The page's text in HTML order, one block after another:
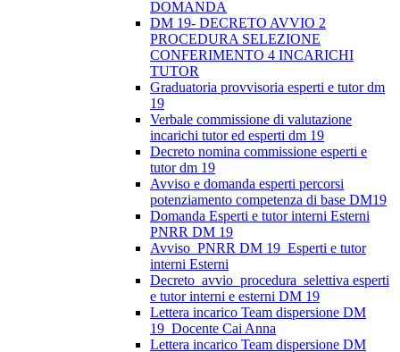
DOMANDA
DM 19- DECRETO AVVIO 2
PROCEDURA SELEZIONE
CONFERIMENTO 4 INCARICHI
TUTOR
Graduatoria provvisoria esperti e tutor dm
19
Verbale commissione di valutazione
incarichi tutor ed esperti dm 19
Decreto nomina commissione esperti e
tutor dm 19
Avviso e domanda esperti percorsi
potenziamento competenza di base DM19
Domanda Esperti e tutor interni Esterni
PNRR DM 19
Avviso_PNRR DM 19_Esperti e tutor
interni Esterni
Decreto_avvio_procedura_selettiva esperti
e tutor interni e esterni DM 19
Lettera incarico Team dispersione DM
19_Docente Cai Anna
Lettera incarico Team dispersione DM